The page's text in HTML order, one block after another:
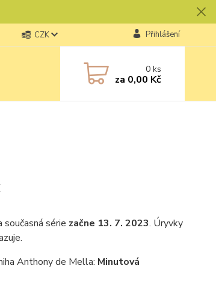
CZK Přihlášení
0ks
za 0,00 Kč
série začne 13. 7. 2023. Úryvky
Anthony de Mella: Minutová